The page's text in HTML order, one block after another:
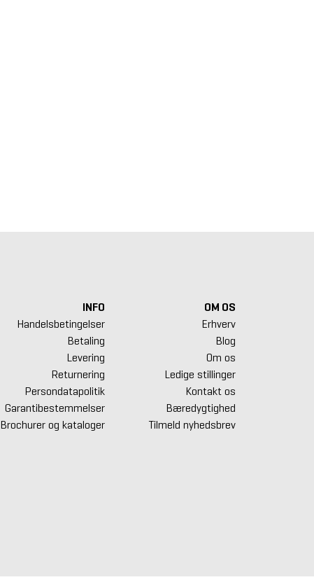
INFO
Handelsbetingelser
Betaling
Levering
Returnering
Persondatapolitik
Garantibestemmelser
Brochurer og kataloger
OM OS
Erhverv
Blog
Om os
Ledige stillinger
Kontakt os
Bæredygtighed
Tilmeld nyhedsbrev